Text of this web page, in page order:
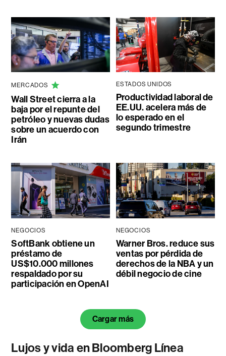
MERCADOS
Wall Street cierra a la
baja por el repunte del
petróleo y nuevas dudas
sobre un acuerdo con
Irán
ESTADOS UNIDOS
Productividad laboral de
EE.UU. acelera más de
lo esperado en el
segundo trimestre
NEGOCIOS
SoftBank obtiene un
préstamo de
US$10.000 millones
respaldado por su
participación en OpenAI
NEGOCIOS
Warner Bros. reduce sus
ventas por pérdida de
derechos de la NBA y un
débil negocio de cine
Cargar más
Lujos y vida en Bloomberg Línea